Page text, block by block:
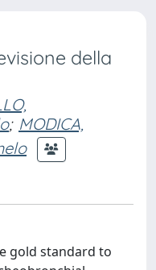
della
; MODICA,
gold standard to